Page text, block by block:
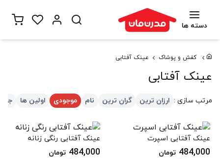
دسته ها
کفش و پوشاک عینک آفتابی
عینک آفتابی
مرتب سازی : ارزان ترین گران ترین نام موجودی اولین ها
عینک آفتابی اسپرت
484,000 تومان
عینک آفتابی رنگی زنانه
484,000 تومان